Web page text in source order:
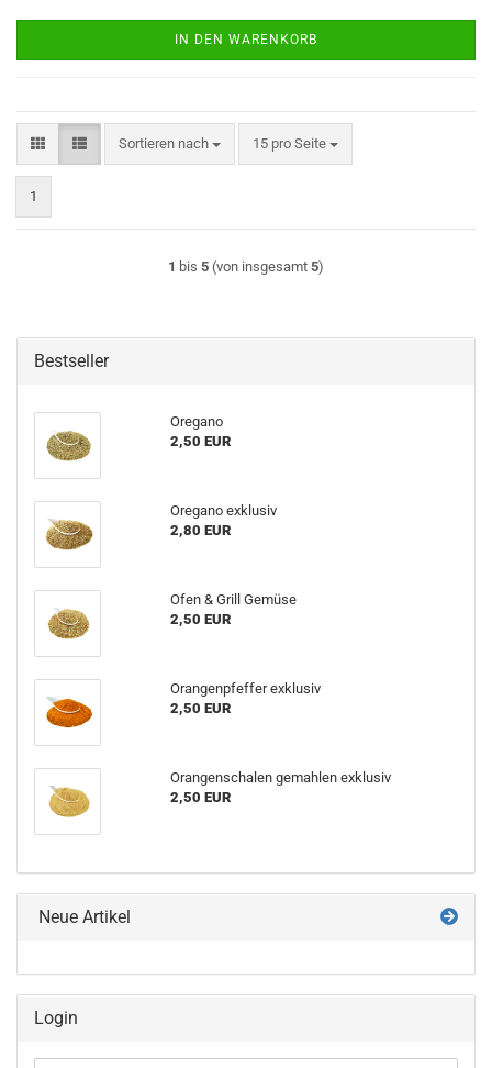
IN DEN WARENKORB
Sortieren nach
Sortieren nach 15 pro Seite
pro Seite
1
1 bis 5 (von insgesamt 5)
Bestseller
Oregano
2,50 EUR
Oregano exklusiv
2,80 EUR
Ofen & Grill Gemüse
2,50 EUR
Orangenpfeffer exklusiv
2,50 EUR
Orangenschalen gemahlen exklusiv
2,50 EUR
Neue Artikel
Login